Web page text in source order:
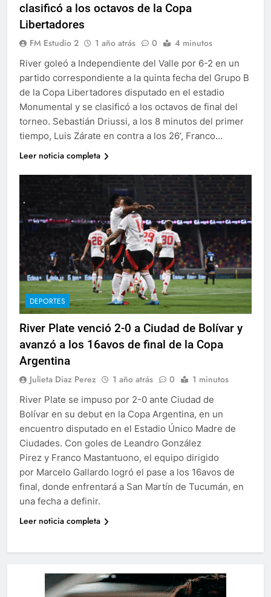
clasificó a los octavos de la Copa
Libertadores
FM Estudio 2 1 año atrás 0 4 minutos
River goleó a Independiente del Valle por 6-2 en un
partido correspondiente a la quinta fecha del Grupo B
de la Copa Libertadores disputado en el estadio
Monumental y se clasificó a los octavos de final del
torneo. Sebastián Driussi, a los 8 minutos del primer
tiempo, Luis Zárate en contra a los 26’, Franco…
Leer noticia completa
DEPORTES
River Plate venció 2-0 a Ciudad de Bolívar y
avanzó a los 16avos de final de la Copa
Argentina
Julieta Diaz Perez 1 año atrás 0 1 minutos
River Plate se impuso por 2-0 ante Ciudad de
Bolívar en su debut en la Copa Argentina, en un
encuentro disputado en el Estadio Único Madre de
Ciudades. Con goles de Leandro González
Pirez y Franco Mastantuono, el equipo dirigido
por Marcelo Gallardo logró el pase a los 16avos de
final, donde enfrentará a San Martín de Tucumán, en
una fecha a definir.
Leer noticia completa